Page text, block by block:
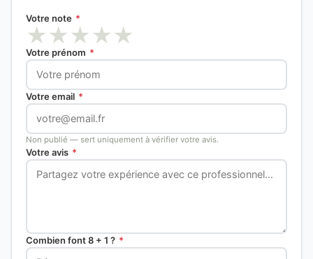
Votre note *
★★★★★
Votre prénom *
Votre email *
Non publié — sert uniquement à vérifier votre avis.
Votre avis *
Combien font 8 + 1 ? *